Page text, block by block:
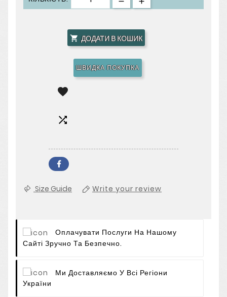
 ДОДАТИ В КОШИК
ШВИДКА ПОКУПКА


Size Guide Write your review
Оплачувати Послуги На Нашому
Сайті Зручно Та Безпечно.
Ми Доставляємо У Всі Регіони
України